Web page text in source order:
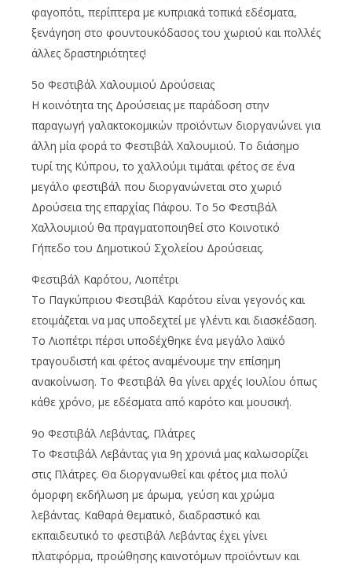
φαγοπότι, περίπτερα με κυπριακά τοπικά εδέσματα,
ξενάγηση στο φουντουκόδασος του χωριού και πολλές
άλλες δραστηριότητες!
5ο Φεστιβάλ Χαλουμιού Δρούσειας
Η κοινότητα της Δρούσειας με παράδοση στην
παραγωγή γαλακτοκομικών προϊόντων διοργανώνει για
άλλη μία φορά το Φεστιβάλ Χαλουμιού. To διάσημο
τυρί της Κύπρου, το χαλλούμι τιμάται φέτος σε ένα
μεγάλο φεστιβάλ που διοργανώνεται στο χωριό
Δρούσεια της επαρχίας Πάφου. Το 5ο Φεστιβάλ
Χαλλουμιού θα πραγματοποιηθεί στο Κοινοτικό
Γήπεδο του Δημοτικού Σχολείου Δρούσειας.
Φεστιβάλ Καρότου, Λιοπέτρι
Το Παγκύπριου Φεστιβάλ Καρότου είναι γεγονός και
ετοιμάζεται να μας υποδεχτεί με γλέντι και διασκέδαση.
Το Λιοπέτρι πέρσι υποδέχθηκε ένα μεγάλο λαϊκό
τραγουδιστή και φέτος αναμένουμε την επίσημη
ανακοίνωση. Το Φεστιβάλ θα γίνει αρχές Ιουλίου όπως
κάθε χρόνο, με εδέσματα από καρότο και μουσική.
9ο Φεστιβάλ Λεβάντας, Πλάτρες
Το Φεστιβάλ Λεβάντας για 9η χρονιά μας καλωσορίζει
στις Πλάτρες. Θα διοργανωθεί και φέτος μια πολύ
όμορφη εκδήλωση με άρωμα, γεύση και χρώμα
λεβάντας. Καθαρά θεματικό, διαδραστικό και
εκπαιδευτικό το φεστιβάλ Λεβάντας έχει γίνει
πλατφόρμα, προώθησης καινοτόμων προϊόντων και